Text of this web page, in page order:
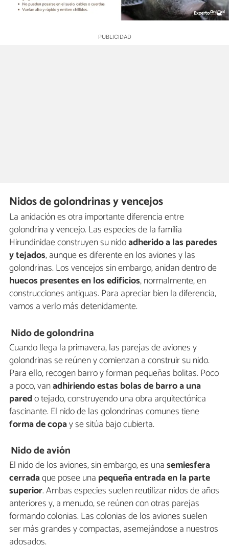
Nidos de golondrinas y vencejos
La anidación es otra importante diferencia entre
golondrina y vencejo. Las especies de la familia
Hirundinidae construyen su nidoadherido a las paredes
y tejados, aunque es diferente en los aviones y las
golondrinas. Los vencejos sin embargo, anidan dentro de
huecos presentes en los edificios, normalmente, en
construcciones antiguas. Para apreciar bien la diferencia,
vamos a verlo más detenidamente.
Nido de golondrina
Cuando llega la primavera, las parejas de aviones y
golondrinas se reúnen y comienzan a construir su nido.
Para ello, recogen barro y forman pequeñas bolitas. Poco
a poco, vanadhiriendo estas bolas de barroa una
paredo tejado, construyendo una obra arquitectónica
fascinante. El nido de las golondrinas comunes tiene
forma de copay se sitúa bajo cubierta.
Nido de avión
El nido de los aviones, sin embargo, es unasemiesfera
cerradaque posee una pequeña entrada en la parte
superior. Ambas especies suelen reutilizar nidos de años
anteriores y, a menudo, se reúnen con otras parejas
formando colonias. Las colonias de los aviones suelen
ser más grandes y compactas, asemejándose a nuestros
adosados.